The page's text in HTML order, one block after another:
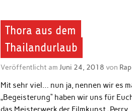
Thora aus dem
Thailandurlaub
Veröffentlicht am Juni 24, 2018 von
Mit sehr viel… nun ja, nennen wir es
„Begeisterung“ haben wir uns für